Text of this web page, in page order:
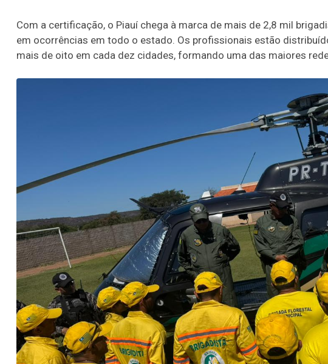
Com a certificação, o Piauí chega à marca de mais de 2,8 mil
em ocorrências em todo o estado. Os profissionais estão
mais de oito em cada dez cidades, formando uma das maiores